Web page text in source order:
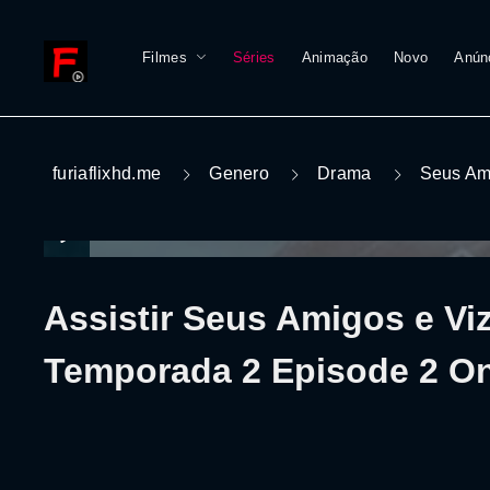
Filmes Séries Animação Novo
furiaflixhd.me Genero Drama Seus
Assistir Seus Amigos e
Temporada 2 Episode 2